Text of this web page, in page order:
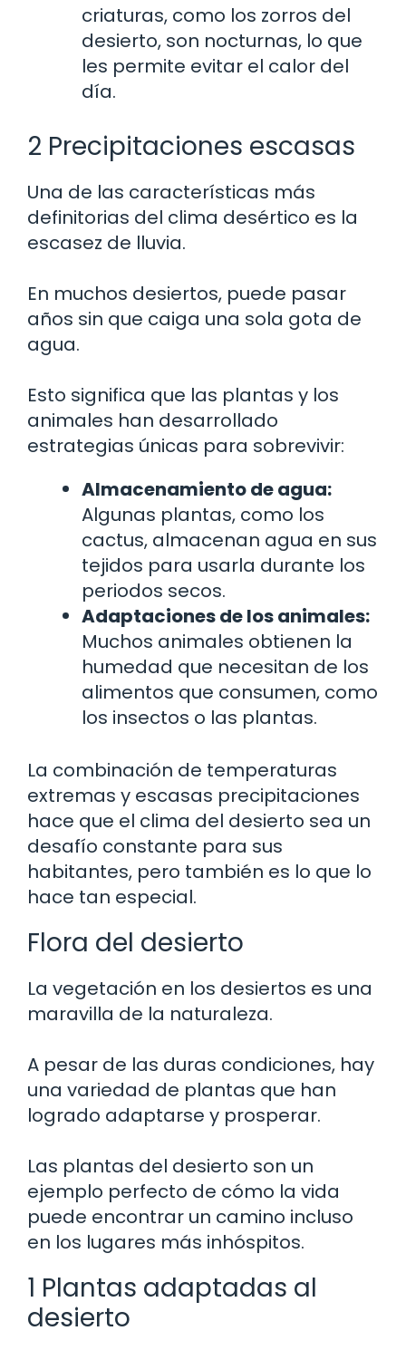
criaturas, como los zorros del
desierto, son nocturnas, lo que
les permite evitar el calor del
día.
2 Precipitaciones escasas
Una de las características más
definitorias del clima desértico es la
escasez de lluvia.
En muchos desiertos, puede pasar
años sin que caiga una sola gota de
agua.
Esto significa que las plantas y los
animales han desarrollado
estrategias únicas para sobrevivir:
Almacenamiento de agua:
Algunas plantas, como los
cactus, almacenan agua en sus
tejidos para usarla durante los
periodos secos.
Adaptaciones de los animales:
Muchos animales obtienen la
humedad que necesitan de los
alimentos que consumen, como
los insectos o las plantas.
La combinación de temperaturas
extremas y escasas precipitaciones
hace que el clima del desierto sea un
desafío constante para sus
habitantes, pero también es lo que lo
hace tan especial.
Flora del desierto
La vegetación en los desiertos es una
maravilla de la naturaleza.
A pesar de las duras condiciones, hay
una variedad de plantas que han
logrado adaptarse y prosperar.
Las plantas del desierto son un
ejemplo perfecto de cómo la vida
puede encontrar un camino incluso
en los lugares más inhóspitos.
1 Plantas adaptadas al
desierto